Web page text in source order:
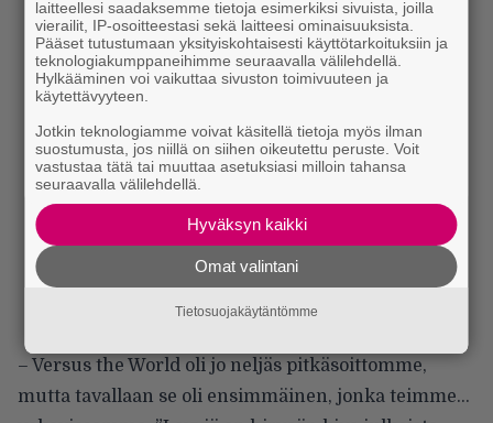
– Versus the World oli jo neljäs pitkäsoittomme,
mutta tavallaan se oli ensimmäinen, jonka teimme…
laitteellesi saadaksemme tietoja esimerkiksi sivuista, joilla
vierailit, IP-osoitteestasi sekä laitteesi ominaisuuksista.
Pääset tutustumaan yksityiskohtaisesti käyttötarkoituksiin ja
teknologiakumppaneihimme seuraavalla välilehdellä.
Hylkääminen voi vaikuttaa sivuston toimivuuteen ja
käytettävyyteen.
Jotkin teknologiamme voivat käsitellä tietoja myös ilman
suostumusta, jos niillä on siihen oikeutettu peruste. Voit
vastustaa tätä tai muuttaa asetuksiasi milloin tahansa
seuraavalla välilehdellä.
Hyväksyn kaikki
Omat valintani
Tietosuojakäytäntömme